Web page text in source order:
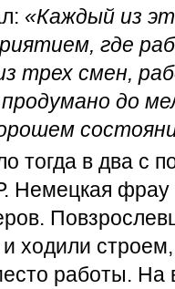
«Каждый из
где
трех смен,
до
тогда в два с
Немецкая фрау
ходили
работы. На